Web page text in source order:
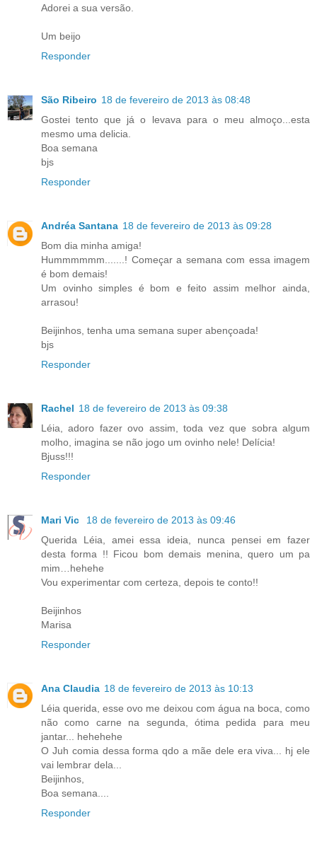
Adorei a sua versão.
Um beijo
Responder
São Ribeiro 18 de fevereiro de 2013 às 08:48
Gostei tento que já o levava para o meu almoço...esta
mesmo uma delicia.
Boa semana
bjs
Responder
Andréa Santana 18 de fevereiro de 2013 às 09:28
Bom dia minha amiga!
Hummmmmm.......! Começar a semana com essa imagem
é bom demais!
Um ovinho simples é bom e feito assim melhor ainda,
arrasou!
Beijinhos, tenha uma semana super abençoada!
bjs
Responder
Rachel 18 de fevereiro de 2013 às 09:38
Léia, adoro fazer ovo assim, toda vez que sobra algum
molho, imagina se não jogo um ovinho nele! Delícia!
Bjuss!!!
Responder
Mari Vic
18 de fevereiro de 2013 às 09:46
Querida Léia, amei essa ideia, nunca pensei em fazer
desta forma !! Ficou bom demais menina, quero um pa
mim…hehehe
Vou experimentar com certeza, depois te conto!!
Beijinhos
Marisa
Responder
Ana Claudia 18 de fevereiro de 2013 às 10:13
Léia querida, esse ovo me deixou com água na boca, como
não como carne na segunda, ótima pedida para meu
jantar... hehehehe
O Juh comia dessa forma qdo a mãe dele era viva... hj ele
vai lembrar dela...
Beijinhos,
Boa semana....
Responder